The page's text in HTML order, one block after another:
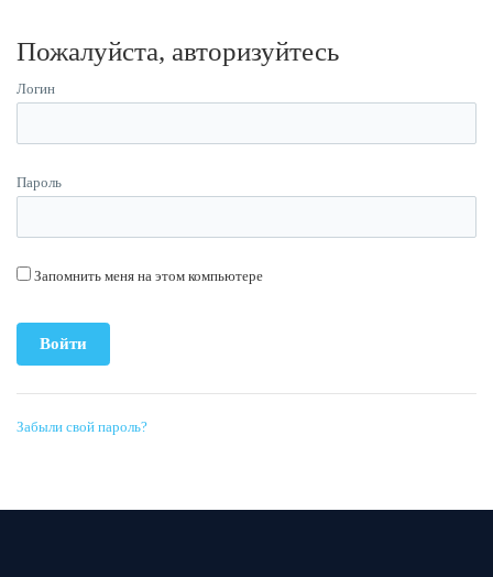
Пожалуйста, авторизуйтесь
Логин
Пароль
Запомнить меня на этом компьютере
Забыли свой пароль?